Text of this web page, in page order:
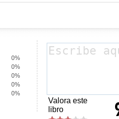
0%
0%
0%
0%
0%
Valora este
libro